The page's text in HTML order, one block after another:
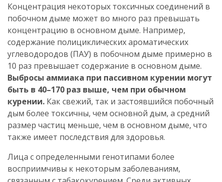
Концентрация некоторых токсичных соединений в
побочном дыме может во много раз превышать
концентрацию в основном дыме. Например,
содержание полициклических ароматических
углеводородов (ПАУ) в побочном дыме примерно в
10 раз превышает содержание в основном дыме.
Выбросы аммиака при пассивном курении могут
быть в 40–170 раз выше, чем при обычном
курении. Как свежий, так и застоявшийся побочный
дым более токсичны, чем основной дым, а средний
размер частиц меньше, чем в основном дыме, что
также имеет последствия для здоровья.
Лица с определенными генотипами более
восприимчивы к некоторым заболеваниям,